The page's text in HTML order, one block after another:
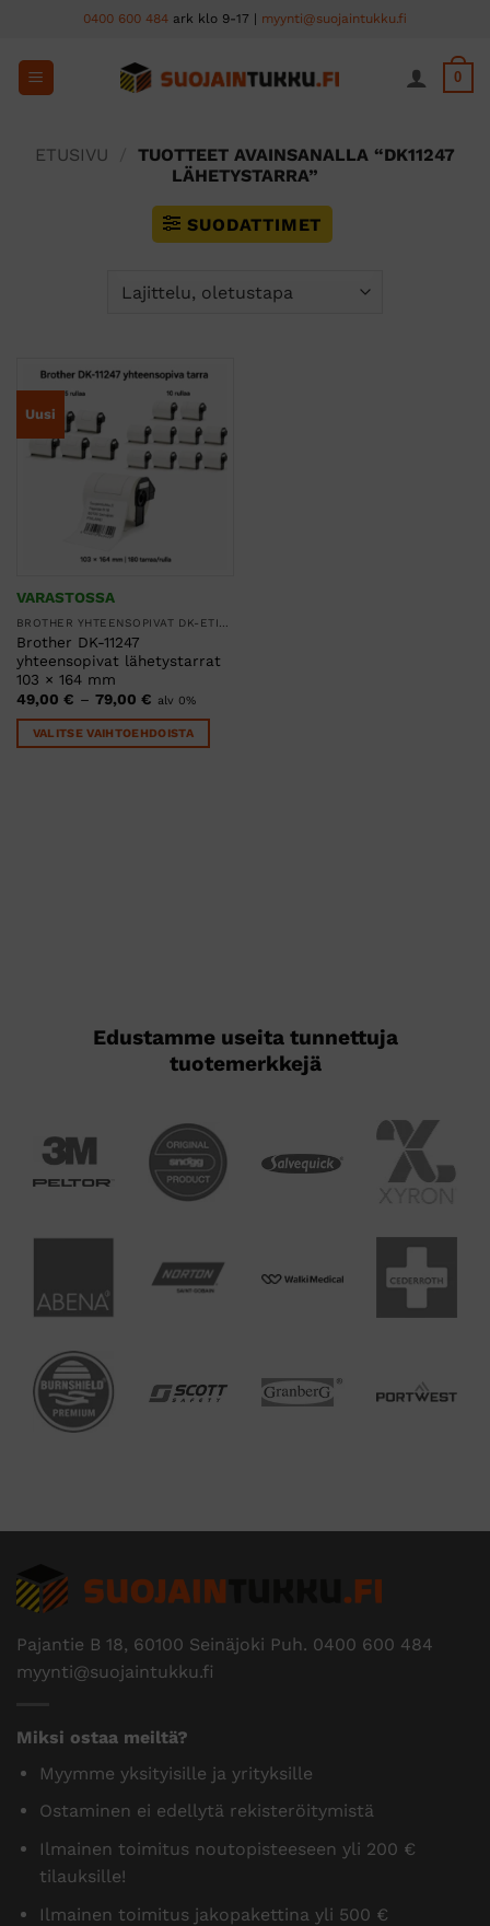
content
0400 600 484 ark klo 9-17 | myynti@suojaintukku.fi
0
ETUSIVU
TUOTTEET AVAINSANALLA “DK11247
LÄHETYSTARRA”
SUODATTIMET
Uusi
VARASTOSSA
Brother DK-11247
yhteensopivat lähetystarrat
103 × 164 mm
49,00 € – 79,00 €Hintaluokka:
-
79,00 €
alv 0%
VALITSE VAIHTOEHDOISTA
Edustamme useita tunnettuja
tuotemerkkejä
Pajantie B 18, 60100 Seinäjoki Puh. 0400 600 484
myynti@suojaintukku.fi
Miksi ostaa meiltä?
Myymme yksityisille ja yrityksille
Ostaminen ei edellytä rekisteröitymistä
Ilmainen toimitus noutopisteeseen yli 200 €
tilauksille!
Ilmainen toimitus jakopakettina yli 500 €